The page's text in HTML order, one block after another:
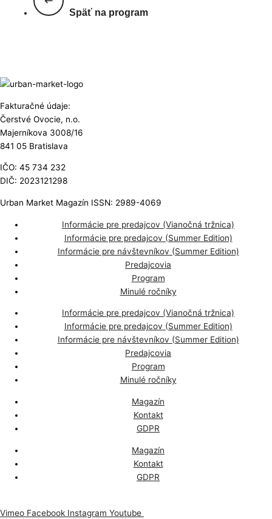
Späť na program
Fakturačné údaje:
Čerstvé Ovocie, n.o.
Majerníkova 3008/16
841 05 Bratislava
IČO: 45 734 232
DIČ: 2023121298
Urban Market Magazín ISSN: 2989-4069
Informácie pre predajcov (Vianočná tržnica)
Informácie pre predajcov (Summer Edition)
Informácie pre návštevníkov (Summer Edition)
Predajcovia
Program
Minulé ročníky
Informácie pre predajcov (Vianočná tržnica)
Informácie pre predajcov (Summer Edition)
Informácie pre návštevníkov (Summer Edition)
Predajcovia
Program
Minulé ročníky
Magazín
Kontakt
GDPR
Magazín
Kontakt
GDPR
Vimeo Facebook Instagram Youtube